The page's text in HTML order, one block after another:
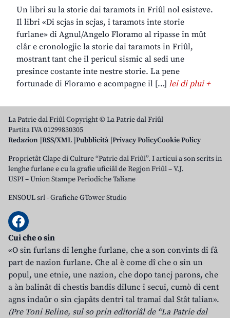
Un libri su la storie dai taramots in Friûl nol esisteve.
Il libri «Di scjas in scjas, i taramots inte storie
furlane» di Agnul/Angelo Floramo al ripasse in mût
clâr e cronologjic la storie dai taramots in Friûl,
mostrant tant che il pericul sismic al sedi une
presince costante inte nestre storie. La pene
fortunade di Floramo e acompagne il […] lei di plui +
La Patrie dal Friûl Copyright © La Patrie dal Friûl
Partita IVA 01299830305
Redazion RSS/XML Pubblicità Privacy PolicyCookie Policy
Proprietât Clape di Culture “Patrie dal Friûl”. I articui a son scrits in
lenghe furlane e cu la grafie uficiâl de Regjon Friûl – V.J.
USPI – Union Stampe Periodiche Taliane
ENSOUL srl-Grafiche GTower Studio
Cui che o sin
«O sin furlans di lenghe furlane, che a son convints di fâ
part de nazion furlane. Che al è come dî che o sin un
popul, une etnie, une nazion, che dopo tancj parons, che
a àn balinât di chestis bandis dilunc i secui, cumò di cent
agns indaûr o sin cjapâts dentri tal tramai dal Stât talian».
(Pre Toni Beline, sul so prin editoriâl de “La Patrie dal